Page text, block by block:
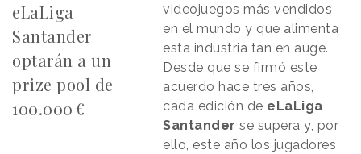
eLaLiga
Santander
optarán a un
prize pool de
100.000 €
videojuegos más vendidos
en el mundo y que alimenta
esta industria tan en auge.
Desde que se firmó este
acuerdo hace tres años,
cada edición de eLaLiga
Santander se supera y, por
ello, este año los jugadores